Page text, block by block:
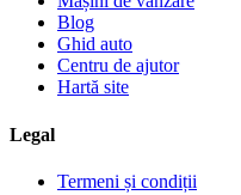
Blog
Ghid auto
Centru de ajutor
Hartă site
Legal
Termeni și condiții